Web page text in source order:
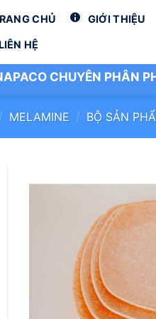
CHỦ GIỚI THIỆU
LIÊN HỆ
CHUYÊN PHÂN
/ MELAMINE / BỘ SẢN